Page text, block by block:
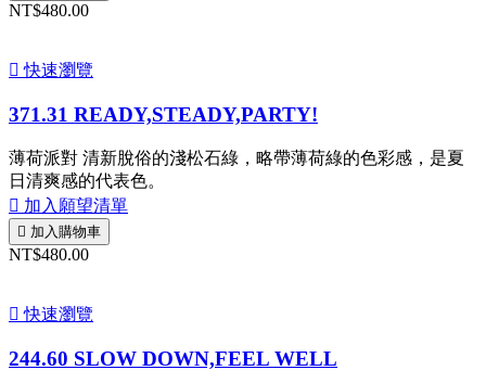
NT$480.00
 快速瀏覽
371.31 READY,STEADY,PARTY!
薄荷派對 清新脫俗的淺松石綠，略帶薄荷綠的色彩感，是夏
日清爽感的代表色。
 加入願望清單
 加入購物車
NT$480.00
 快速瀏覽
244.60 SLOW DOWN,FEEL WELL